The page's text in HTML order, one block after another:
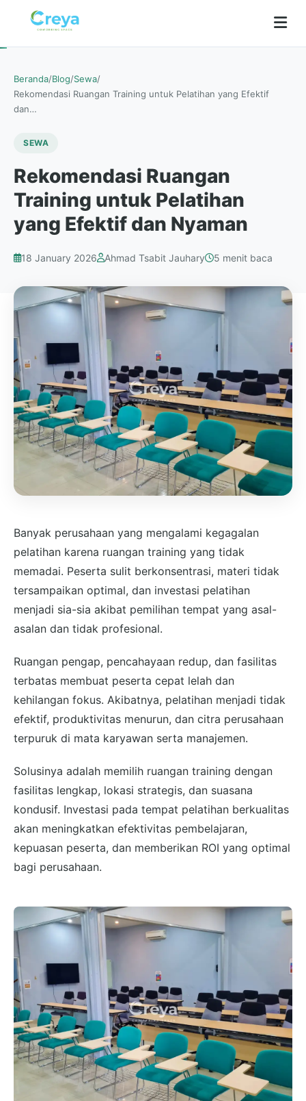
Beranda/Blog/Sewa/
Rekomendasi Ruangan Training untuk Pelatihan yang Efektif
dan…
SEWA
Rekomendasi Ruangan
Training untuk Pelatihan
yang Efektif dan Nyaman
18 January 2026 Ahmad Tsabit Jauhary 5 menit baca
Banyak perusahaan yang mengalami kegagalan
pelatihan karena ruangan training yang tidak
memadai. Peserta sulit berkonsentrasi, materi tidak
tersampaikan optimal, dan investasi pelatihan
menjadi sia-sia akibat pemilihan tempat yang asal-
asalan dan tidak profesional.
Ruangan pengap, pencahayaan redup, dan fasilitas
terbatas membuat peserta cepat lelah dan
kehilangan fokus. Akibatnya, pelatihan menjadi tidak
efektif, produktivitas menurun, dan citra perusahaan
terpuruk di mata karyawan serta manajemen.
Solusinya adalah memilih ruangan training dengan
fasilitas lengkap, lokasi strategis, dan suasana
kondusif. Investasi pada tempat pelatihan berkualitas
akan meningkatkan efektivitas pembelajaran,
kepuasan peserta, dan memberikan ROI yang optimal
bagi perusahaan.